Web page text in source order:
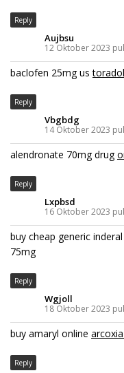
Reply
Aujbsu
12 Oktober 2023
baclofen 25mg us
Reply
Vbgbdg
14 Oktober 2023
alendronate 70mg drug
Reply
Lxpbsd
16 Oktober 2023
buy cheap generic inderal
75mg
Reply
Wgjoll
18 Oktober 2023
buy amaryl online
Reply